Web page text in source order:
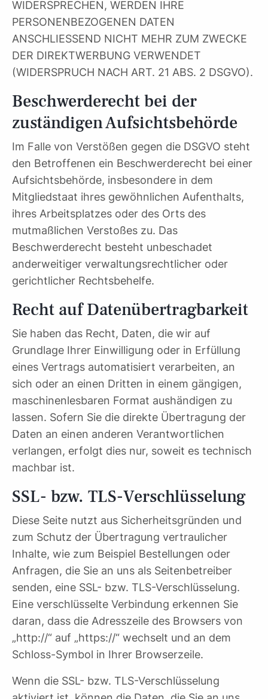
WIDERSPRECHEN, WERDEN IHRE
PERSONENBEZOGENEN DATEN
ANSCHLIESSEND NICHT MEHR ZUM ZWECKE
DER DIREKTWERBUNG VERWENDET
(WIDERSPRUCH NACH ART. 21 ABS. 2 DSGVO).
Beschwerde­recht bei der
zuständigen Aufsichts­behörde
Im Falle von Verstößen gegen die DSGVO steht
den Betroffenen ein Beschwerderecht bei einer
Aufsichtsbehörde, insbesondere in dem
Mitgliedstaat ihres gewöhnlichen Aufenthalts,
ihres Arbeitsplatzes oder des Orts des
mutmaßlichen Verstoßes zu. Das
Beschwerderecht besteht unbeschadet
anderweitiger verwaltungsrechtlicher oder
gerichtlicher Rechtsbehelfe.
Recht auf Daten­übertrag­barkeit
Sie haben das Recht, Daten, die wir auf
Grundlage Ihrer Einwilligung oder in Erfüllung
eines Vertrags automatisiert verarbeiten, an
sich oder an einen Dritten in einem gängigen,
maschinenlesbaren Format aushändigen zu
lassen. Sofern Sie die direkte Übertragung der
Daten an einen anderen Verantwortlichen
verlangen, erfolgt dies nur, soweit es technisch
machbar ist.
SSL- bzw. TLS-Verschlüsselung
Diese Seite nutzt aus Sicherheitsgründen und
zum Schutz der Übertragung vertraulicher
Inhalte, wie zum Beispiel Bestellungen oder
Anfragen, die Sie an uns als Seitenbetreiber
senden, eine SSL- bzw. TLS-Verschlüsselung.
Eine verschlüsselte Verbindung erkennen Sie
daran, dass die Adresszeile des Browsers von
„http://“ auf „https://“ wechselt und an dem
Schloss-Symbol in Ihrer Browserzeile.
Wenn die SSL- bzw. TLS-Verschlüsselung